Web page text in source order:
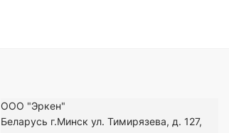
ООО "Эркен"
Беларусь г.Минск ул. Тимирязева, д. 127,